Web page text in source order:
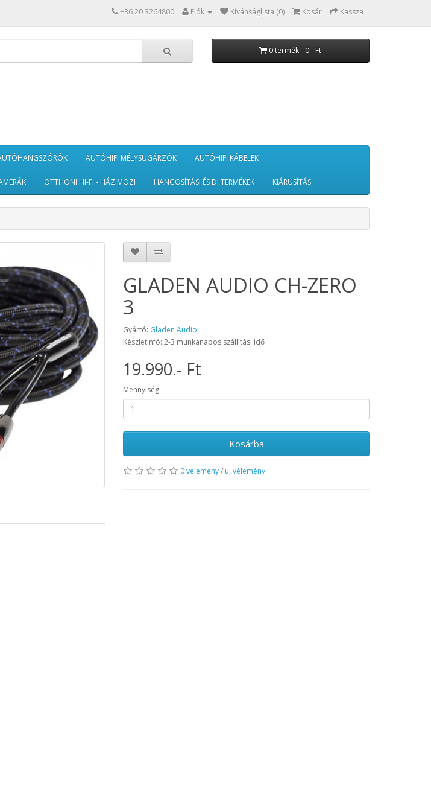
+36 20 3264800 Fiók Kívánságlista (0) Kosár Kassza
0 termék - 0.- Ft
AUTÓHIFI MÉLYSUGÁRZÓK AUTÓHIFI KÁBELEK
OTTHONI HI-FI - HÁZIMOZI HANGOSÍTÁSI ÉS DJ TERMÉKEK KIÁRUSÍTÁS
GLADEN AUDIO CH-ZERO
3
Gyártó: Gladen Audio
Készletinfó: 2-3 munkanapos szállítási idő
19.990.- Ft
Mennyiség
Kosárba
0 vélemény/ új vélemény